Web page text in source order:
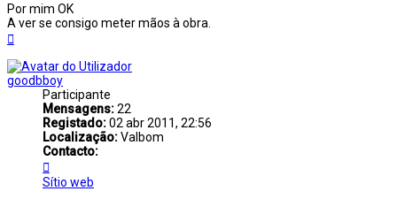
Por mim OK
A ver se consigo meter mãos à obra.
goodbboy
Participante
Mensagens:22
Registado:02 abr 2011, 22:56
Localização:Valbom
Contacto:
goodbboy
Sítio web